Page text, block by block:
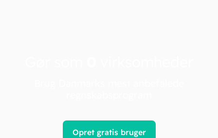
Opret gratis bruger